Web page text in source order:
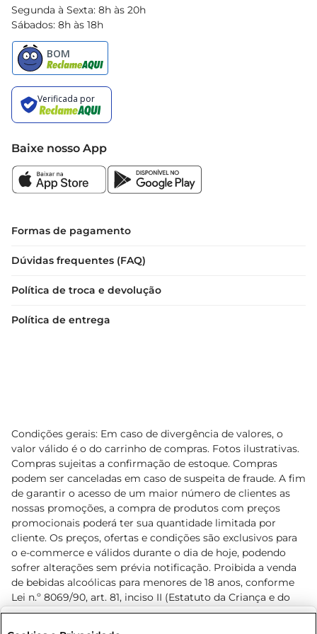
Segunda à Sexta: 8h às 20h
Sábados: 8h às 18h
Baixe nosso App
Formas de pagamento
Dúvidas frequentes (FAQ)
Política de troca e devolução
Política de entrega
Condições gerais: Em caso de divergência de valores, o
valor válido é o do carrinho de compras. Fotos ilustrativas.
Compras sujeitas a confirmação de estoque. Compras
podem ser canceladas em caso de suspeita de fraude. A fim
de garantir o acesso de um maior número de clientes as
nossas promoções, a compra de produtos com preços
promocionais poderá ter sua quantidade limitada por
cliente. Os preços, ofertas e condições são exclusivos para
o e-commerce e válidos durante o dia de hoje, podendo
sofrer alterações sem prévia notificação. Proibida a venda
de bebidas alcoólicas para menores de 18 anos, conforme
Lei n.º 8069/90, art. 81, inciso II (Estatuto da Criança e do
Adolescente). Preços e condições exclusivos para o